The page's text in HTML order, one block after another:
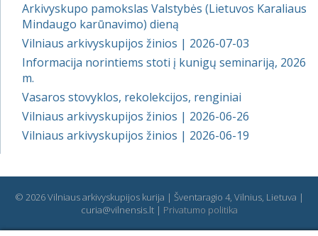
Arkivyskupo pamokslas Valstybės (Lietuvos Karaliaus
Mindaugo karūnavimo) dieną
Vilniaus arkivyskupijos žinios | 2026-07-03
Informacija norintiems stoti į kunigų seminariją, 2026
m.
Vasaros stovyklos, rekolekcijos, renginiai
Vilniaus arkivyskupijos žinios | 2026-06-26
Vilniaus arkivyskupijos žinios | 2026-06-19
© 2026 Vilniaus arkivyskupijos kurija | Šventaragio 4, Vilnius, Lietuva |
curia@vilnensis.lt | Privatumo politika